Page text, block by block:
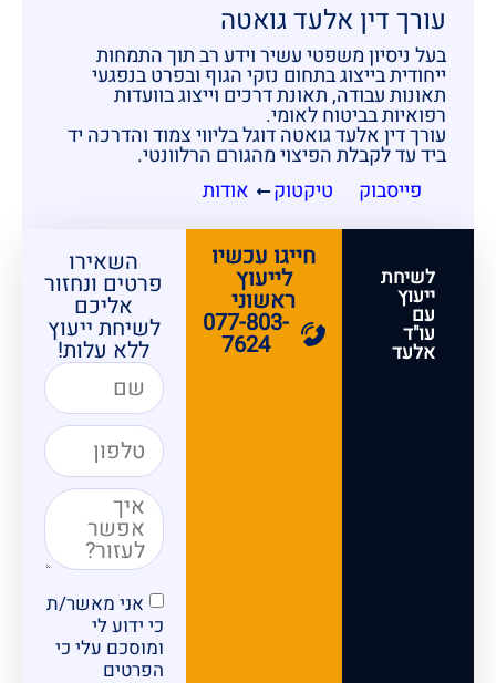
עורך דין אלעד גואטה
בעל ניסיון משפטי עשיר וידע רב תוך התמחות
ייחודית בייצוג בתחום נזקי הגוף ובפרט בנפגעי
תאונות עבודה, תאונת דרכים וייצוג בוועדות
רפואיות בביטוח לאומי.
עורך דין אלעד גואטה דוגל בליווי צמוד והדרכה יד
ביד עד לקבלת הפיצוי מהגורם הרלוונטי.
פייסבוק
טיקטוק אודות
לשיחת
ייעוץ
עם
עו"ד
אלעד
חייגו עכשיו
לייעוץ
ראשוני
077-803-
7624
השאירו
פרטים ונחזור
אליכם
לשיחת ייעוץ
ללא עלות!
אני מאשר/ת
כי ידוע לי
ומוסכם עלי כי
הפרטים